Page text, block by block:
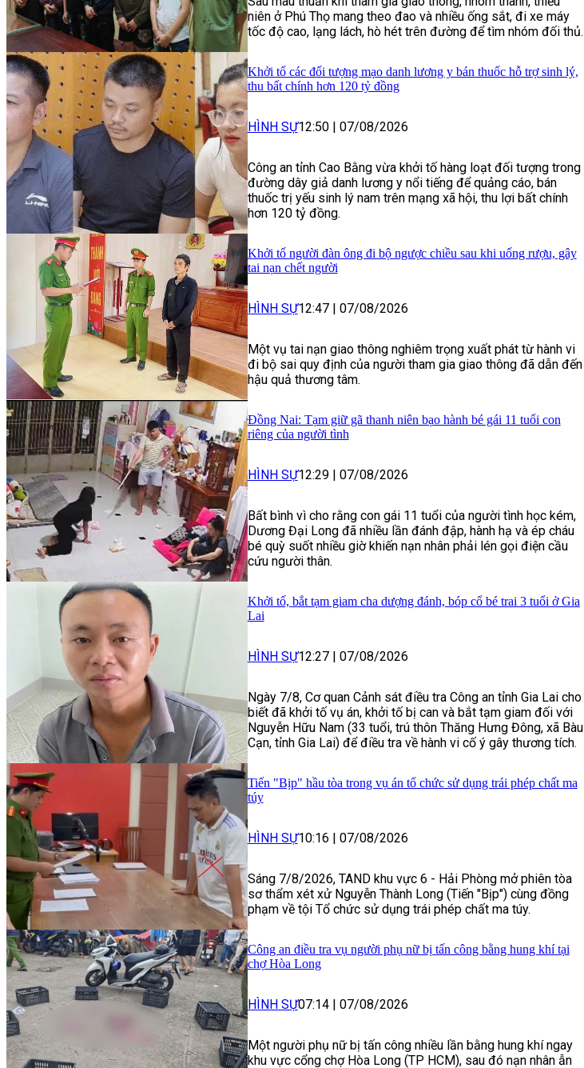
niên ở Phú Thọ mang theo đao và nhiều ống sắt, đi xe máy
tốc độ cao, lạng lách, hò hét trên đường để tìm nhóm đối thủ.
Khởi tố các đối tượng mạo danh lương y bán thuốc hỗ trợ sinh lý,
thu bất chính hơn 120 tỷ đồng
HÌNH SỰ12:50 07/08/2026
Công an tỉnh Cao Bằng vừa khởi tố hàng loạt đối tượng trong
đường dây giả danh lương y nổi tiếng để quảng cáo, bán
thuốc trị yếu sinh lý nam trên mạng xã hội, thu lợi bất chính
hơn 120 tỷ đồng.
Khởi tố người đàn ông đi bộ ngược chiều sau khi uống rượu, gây
tai nạn chết người
HÌNH SỰ12:47 07/08/2026
Một vụ tai nạn giao thông nghiêm trọng xuất phát từ hành vi
đi bộ sai quy định của người tham gia giao thông đã dẫn đến
hậu quả thương tâm.
Đồng Nai: Tạm giữ gã thanh niên bạo hành bé gái 11 tuổi con
riêng của người tình
HÌNH SỰ12:29 07/08/2026
Bất bình vì cho rằng con gái 11 tuổi của người tình học kém,
Dương Đại Long đã nhiều lần đánh đập, hành hạ và ép cháu
bé quỳ suốt nhiều giờ khiến nạn nhân phải lén gọi điện cầu
cứu người thân.
Khởi tố, bắt tạm giam cha dượng đánh, bóp cổ bé trai 3 tuổi ở Gia
Lai
HÌNH SỰ12:27 07/08/2026
Ngày 7/8, Cơ quan Cảnh sát điều tra Công an tỉnh Gia Lai cho
biết đã khởi tố vụ án, khởi tố bị can và bắt tạm giam đối với
Nguyễn Hữu Nam (33 tuổi, trú thôn Thăng Hưng Đông, xã Bàu
Cạn, tỉnh Gia Lai) để điều tra về hành vi cố ý gây thương tích.
Tiến "Bịp" hầu tòa trong vụ án tổ chức sử dụng trái phép chất ma
túy
HÌNH SỰ10:16 07/08/2026
Sáng 7/8/2026, TAND khu vực 6 - Hải Phòng mở phiên tòa
sơ thẩm xét xử Nguyễn Thành Long (Tiến "Bịp") cùng đồng
phạm về tội Tổ chức sử dụng trái phép chất ma túy.
Công an điều tra vụ người phụ nữ bị tấn công bằng hung khí tại
chợ Hòa Long
HÌNH SỰ07:14 07/08/2026
Một người phụ nữ bị tấn công nhiều lần bằng hung khí ngay
khu vực cổng chợ Hòa Long (TP HCM), sau đó nạn nhân ẫn